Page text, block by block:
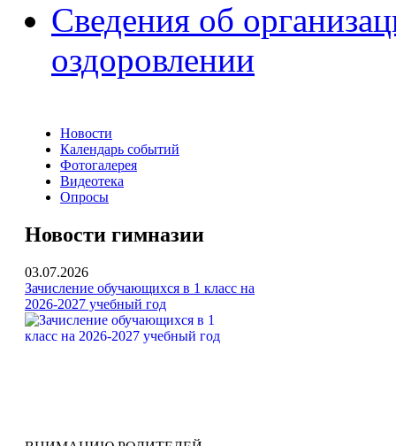
Сведения об
оздоровлении
Новости
Календарь событий
Фотогалерея
Видеотека
Опросы
Новости гимназии
03.07.2026
Зачисление обучающихся в 1 класс на
2026-2027 учебный год